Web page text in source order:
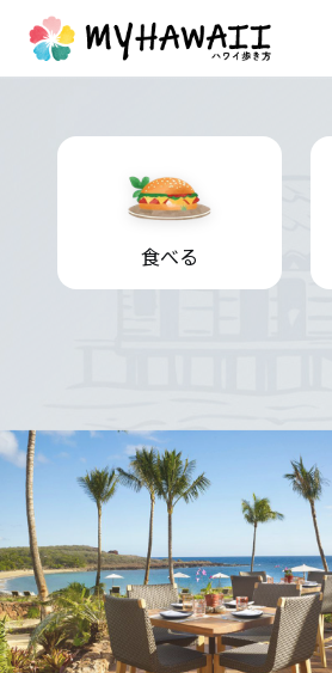
食べる